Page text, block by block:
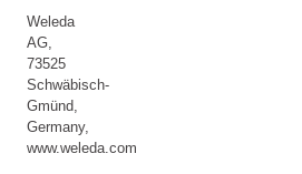
Weleda
AG,
73525
Schwäbisch-
Gmünd,
Germany,
www.weleda.com